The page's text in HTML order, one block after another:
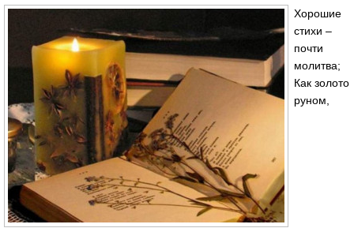
Хорошие
стихи –
почти
молитва;
Как золото
руном,